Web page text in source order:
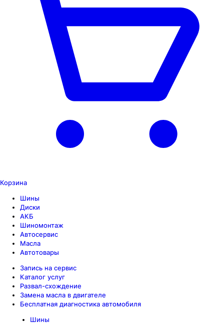
Корзина
Шины
Диски
АКБ
Шиномонтаж
Автосервис
Масла
Автотовары
Запись на сервис
Каталог услуг
Развал-схождение
Замена масла в двигателе
Бесплатная диагностика автомобиля
Шины